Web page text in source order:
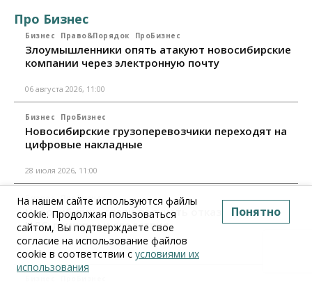
Про Бизнес
Бизнес Право&Порядок ПроБизнес
Злоумышленники опять атакуют новосибирские
компании через электронную почту
06 августа 2026, 11:00
Бизнес ПроБизнес
Новосибирские грузоперевозчики переходят на
цифровые накладные
28 июля 2026, 11:00
Бизнес ПроБизнес
Новосибирцы стали получать отказ в вычете по
НДС: причины и следствия
24 июля 2026, 10:30
На нашем сайте используются файлы
cookie. Продолжая пользоваться
сайтом, Вы подтверждаете свое
согласие на использование файлов
cookie в соответствии с условиями их
использования
Понятно